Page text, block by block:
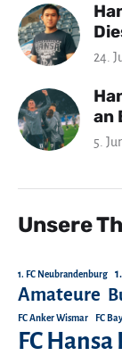
24.
an
5.
Unsere
1. FC Neubrandenburg
Amateure
FC Anker Wismar FC
FC Hansa